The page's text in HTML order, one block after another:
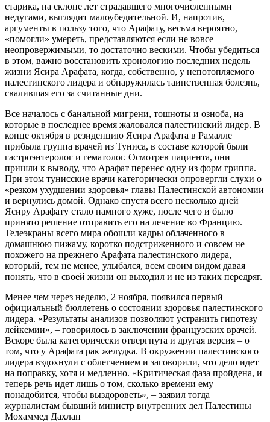
старика, на склоне лет страдавшего многочисленными
недугами, выглядит малоубедительной. И, напротив,
аргументы в пользу того, что Арафату, весьма вероятно,
«помогли» умереть, представляются если не вовсе
неопровержимыми, то достаточно вескими. Чтобы убедиться
в этом, важно восстановить хронологию последних недель
жизни Ясира Арафата, когда, собственно, у непотопляемого
палестинского лидера и обнаружилась таинственная болезнь,
свалившая его за считанные дни.
Все началось с банальной мигрени, тошноты и озноба, на
которые в последнее время жаловался палестинский лидер. В
конце октября в резиденцию Ясира Арафата в Рамалле
прибыла группа врачей из Туниса, в составе которой были
гастроэнтеролог и гематолог. Осмотрев пациента, они
пришли к выводу, что Арафат перенес одну из форм гриппа.
При этом тунисские врачи категорически опровергли слухи о
«резком ухудшении здоровья» главы Палестинской автономии
и вернулись домой. Однако спустя всего несколько дней
Ясиру Арафату стало намного хуже, после чего и было
принято решение отправить его на лечение во Францию.
Телеэкраны всего мира обошли кадры облаченного в
домашнюю пижаму, коротко подстриженного и совсем не
похожего на прежнего Арафата палестинского лидера,
который, тем не менее, улыбался, всем своим видом давая
понять, что в своей жизни он выходил и не из таких передряг.
Менее чем через неделю, 2 ноября, появился первый
официальный бюллетень о состоянии здоровья палестинского
лидера. «Результаты анализов позволяют устранить гипотезу
лейкемии», – говорилось в заключении французских врачей.
Вскоре была категорически отвергнута и другая версия – о
том, что у Арафата рак желудка. В окружении палестинского
лидера вздохнули с облегчением и заговорили, что дело идет
на поправку, хотя и медленно. «Критическая фаза пройдена, и
теперь речь идет лишь о том, сколько времени ему
понадобится, чтобы выздороветь», – заявил тогда
журналистам бывший министр внутренних дел Палестины
Мохаммед Дахлан